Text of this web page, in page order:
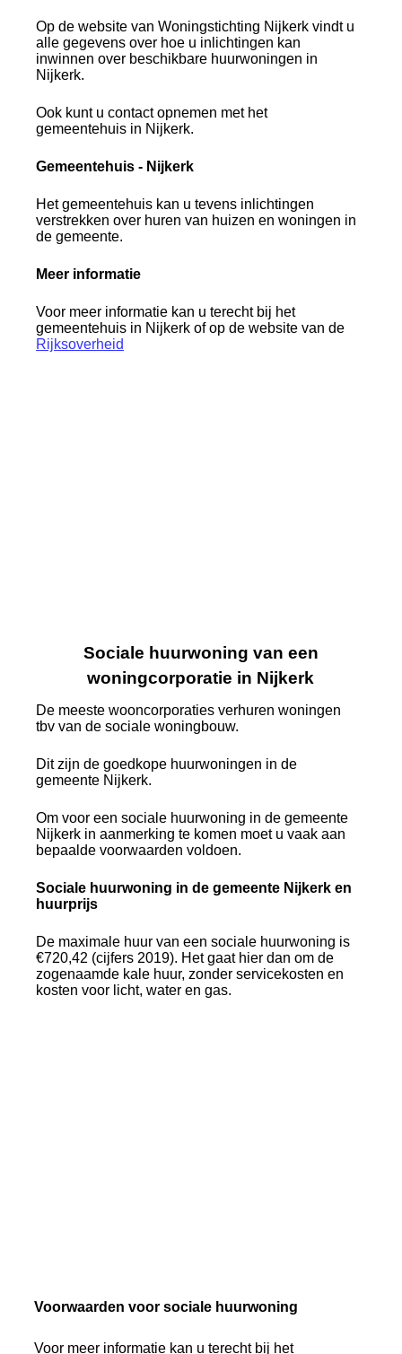
Op de website van Woningstichting Nijkerk vindt u
alle gegevens over hoe u inlichtingen kan
inwinnen over beschikbare huurwoningen in
Nijkerk.
Ook kunt u contact opnemen met het
gemeentehuis in Nijkerk.
Gemeentehuis - Nijkerk
Het gemeentehuis kan u tevens inlichtingen
verstrekken over huren van huizen en woningen in
de gemeente.
Meer informatie
Voor meer informatie kan u terecht bij het
gemeentehuis in Nijkerk of op de website van de
Rijksoverheid
Sociale huurwoning van een
woningcorporatie in Nijkerk
De meeste wooncorporaties verhuren woningen
tbv van de sociale woningbouw.
Dit zijn de goedkope huurwoningen in de
gemeente Nijkerk.
Om voor een sociale huurwoning in de gemeente
Nijkerk in aanmerking te komen moet u vaak aan
bepaalde voorwaarden voldoen.
Sociale huurwoning in de gemeente Nijkerk en
huurprijs
De maximale huur van een sociale huurwoning is
€720,42 (cijfers 2019). Het gaat hier dan om de
zogenaamde kale huur, zonder servicekosten en
kosten voor licht, water en gas.
Voorwaarden voor sociale huurwoning
Voor meer informatie kan u terecht bij het